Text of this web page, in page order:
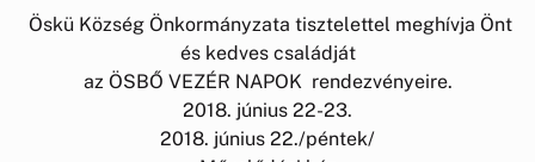
Öskü Község Önkormányzata tisztelettel meghívja Önt
és kedves családját
az ÖSBŐ VEZÉR NAPOK rendezvényeire.
2018. június 22-23.
2018. június 22./péntek/